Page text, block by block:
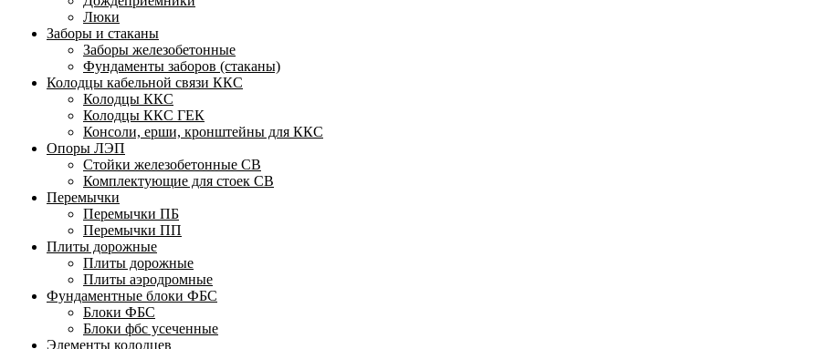
Люки
Заборы и стаканы
Заборы железобетонные
Фундаменты заборов (стаканы)
Колодцы кабельной связи ККС
Колодцы ККС
Колодцы ККС ГЕК
Консоли, ерши, кронштейны для ККС
Опоры ЛЭП
Стойки железобетонные СВ
Комплектующие для стоек СВ
Перемычки
Перемычки ПБ
Перемычки ПП
Плиты дорожные
Плиты дорожные
Плиты аэродромные
Фундаментные блоки ФБС
Блоки ФБС
Блоки фбс усеченные
Элементы колодцев